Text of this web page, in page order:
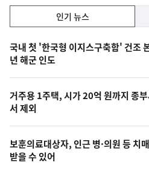
기,
최
신,
늘
의
영
상
인기 뉴스
기
뉴
스
국내 첫 '한국형 이지스구축함' 건조
년 해군 인도
거주용 1주택, 시가 20억 원까지 종
서 제외
보훈의료대상자, 인근 병·의원 등 치
받을 수 있어